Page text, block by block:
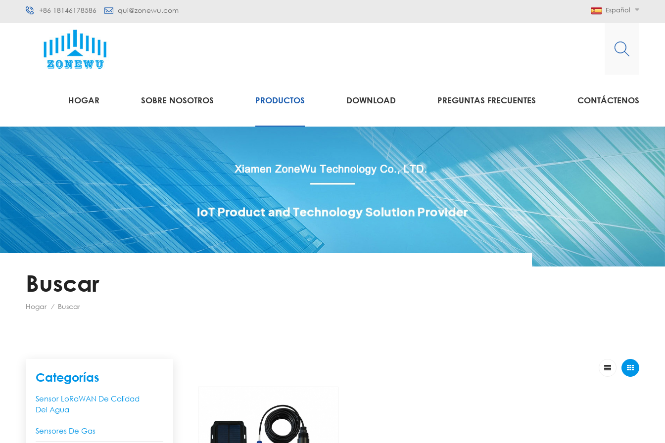
+86 18146178586 qui@zonewu.com Español
HOGAR SOBRE NOSOTROS PRODUCTOS DOWNLOAD PREGUNTAS FRECUENTES CONTÁCTENOS
Buscar
Hogar / Buscar
Categorías
Sensor LoRaWAN De Calidad
Del Agua
Sensores De Gas